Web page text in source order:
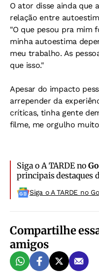
O ator disse ainda que
relação entre
"O que pesou pra mim
minha autoestima
meu trabalho. As
que isso."
Apesar do impacto
arrepender da
críticas, tinha gente
filme, me orgulho
Siga o A TARDE no
principais destaques
Siga o A TARDE no
Compartilhe
amigos